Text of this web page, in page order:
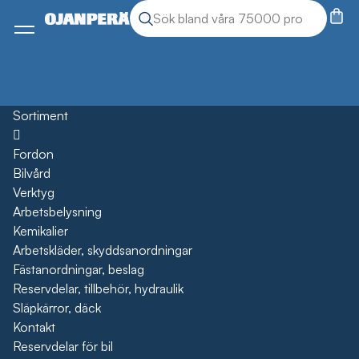
Sök produkter
Sök
Meny
Sortiment
Öppna
Fordon
Bilvård
Verktyg
Arbetsbelysning
Kemikalier
Arbetskläder, skyddsanordningar
Fästanordningar, beslag
Reservdelar, tillbehör, hydraulik
Släpkärror, däck
Kontakt
Reservdelar för bil